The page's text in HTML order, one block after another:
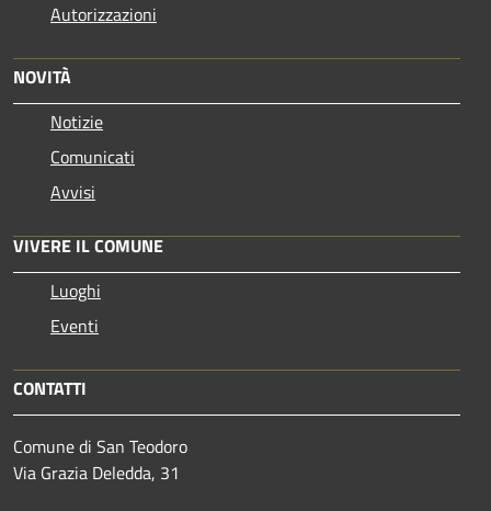
Autorizzazioni
NOVITÀ
Notizie
Comunicati
Avvisi
VIVERE IL COMUNE
Luoghi
Eventi
CONTATTI
Comune di San Teodoro
Via Grazia Deledda, 31